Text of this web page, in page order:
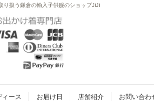
り扱う鎌倉の輸入子供服のショップJiJi
ィース お届け日 店舗紹介 お問い合わ